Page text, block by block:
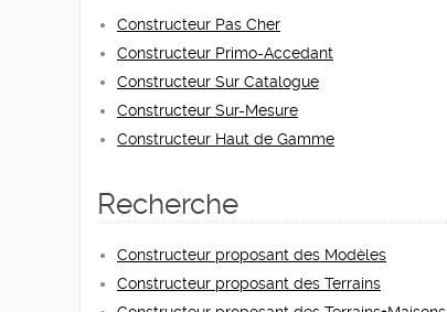
Constructeur Pas Cher
Constructeur Primo-Accedant
Constructeur Sur Catalogue
Constructeur Sur-Mesure
Constructeur Haut de Gamme
Recherche
Constructeur proposant des Modèles
Constructeur proposant des Terrains